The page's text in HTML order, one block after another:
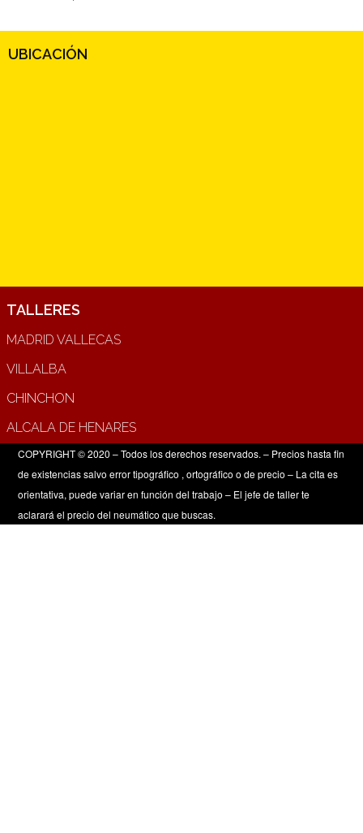
UBICACIÓN
TALLERES
MADRID VALLECAS
VILLALBA
CHINCHON
ALCALA DE HENARES
COPYRIGHT © 2020 – Todos los derechos reservados. – Precios hasta fin
de existencias salvo error tipográfico , ortográfico o de precio – La cita es
orientativa, puede variar en función del trabajo – El jefe de taller te
aclarará el precio del neumático que buscas.